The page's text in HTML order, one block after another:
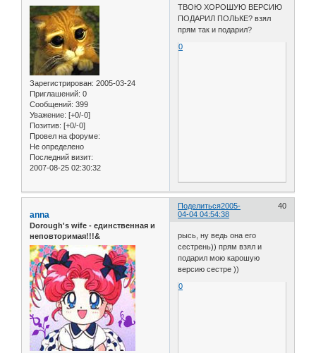
Зарегистрирован: 2005-03-24
Приглашений: 0
Сообщений: 399
Уважение: [+0/-0]
Позитив: [+0/-0]
Провел на форуме:
Не определено
Последний визит:
2007-08-25 02:30:32
ТВОЮ ХОРОШУЮ ВЕРСИЮ
ПОДАРИЛ ПОЛЬКЕ? взял
прям так и подарил?
0
Поделиться 40
2005-
04-04 04:54:38
anna
Dorough's wife - единственная и
неповторимая!!!&
рысь, ну ведь она его
сестрень)) прям взял и
подарил мою карошую
версию сестре ))
0